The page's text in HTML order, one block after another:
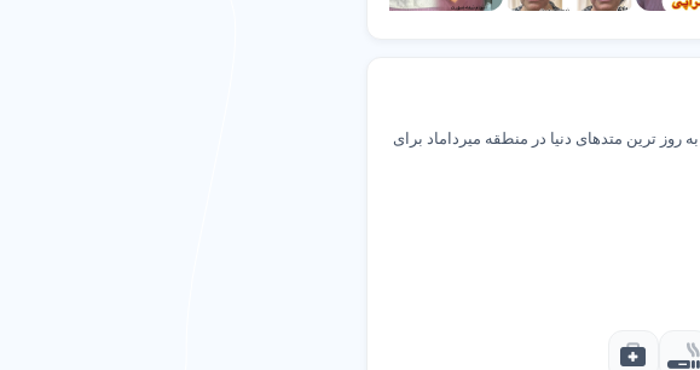
روز ترین متدهای دنیا در منطقه میرداماد برای